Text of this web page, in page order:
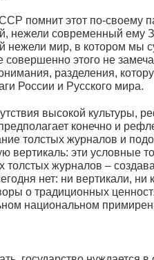
помнит этот по-своему
нежели современный ему
нежели мир, в котором мы
этого не
разделения,
России и Русского мира.
высокой культуры,
конечно и
толстых журналов и
вертикаль: эти условные
толстых журналов –
нет: ни вертикали, ни
о традиционных
национальном